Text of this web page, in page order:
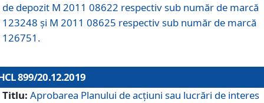
de depozit M 2011 08622 respectiv sub număr de marcă
123248 și M 2011 08625 respectiv sub număr de marcă
126751.
899/20.12.2019
Titlu: Aprobarea Planului de acţiuni sau lucrări de interes